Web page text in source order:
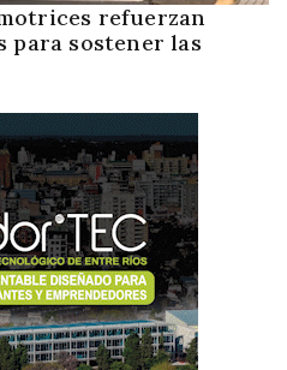
refuerzan
para sostener las